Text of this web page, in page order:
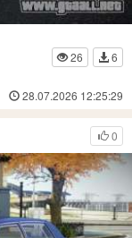
26
6
28.07.2026 12:25:29
0